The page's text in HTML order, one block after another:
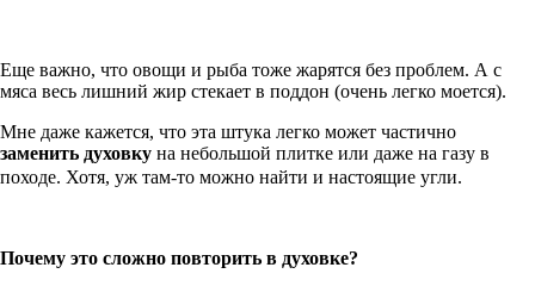
Еще важно, что овощи и рыба тоже жарятся без проблем. А с
мяса весь лишний жир стекает в поддон (очень легко моется).
Мне даже кажется, что эта штука легко может частично
заменить духовку на небольшой плитке или даже на газу в
походе. Хотя, уж там-то можно найти и настоящие угли.
Почему это сложно повторить в духовке?